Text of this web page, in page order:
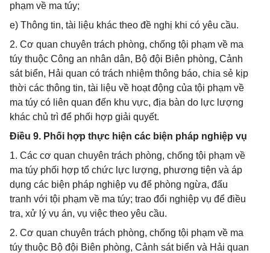
phạm về ma túy;
e) Thông tin, tài liệu khác theo đề nghị khi có yêu cầu.
2. Cơ quan chuyên trách phòng, chống tội phạm về ma
túy thuộc Công an nhân dân, Bộ đội Biên phòng, Cảnh
sát biển, Hải quan có trách nhiệm thông báo, chia sẻ kịp
thời các thông tin, tài liệu về hoạt động của tội phạm về
ma túy có liên quan đến khu vực, địa bàn do lực lượng
khác chủ trì để phối hợp giải quyết.
Điều 9. Phối hợp thực hiện các biện pháp nghiệp vụ
1. Các cơ quan chuyên trách phòng, chống tội phạm về
ma túy phối hợp tổ chức lực lượng, phương tiện và áp
dụng các biện pháp nghiệp vụ để phòng ngừa, đấu
tranh với tội phạm về ma túy; trao đổi nghiệp vụ để điều
tra, xử lý vụ án, vụ việc theo yêu cầu.
2. Cơ quan chuyên trách phòng, chống tội phạm về ma
túy thuộc Bộ đội Biên phòng, Cảnh sát biển và Hải quan